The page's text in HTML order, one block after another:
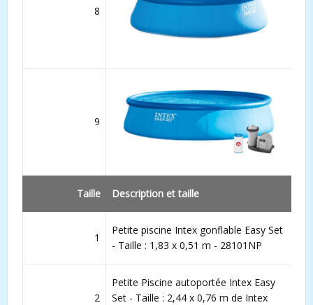
8
9
Taille Description et taille
1
Petite piscine Intex gonflable Easy Set
- Taille : 1,83 x 0,51 m - 28101NP
2
Petite Piscine autoportée Intex Easy
Set - Taille : 2,44 x 0,76 m de Intex